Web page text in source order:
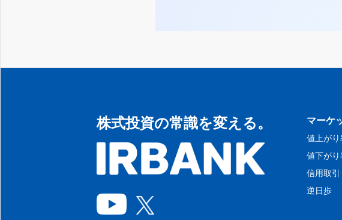
株式投資の常識を変える。 マーケ
値上がり
値下がり
信用取引
逆日歩